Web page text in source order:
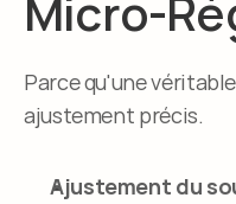
Parce qu'une
ajustement précis.
Ajustement du